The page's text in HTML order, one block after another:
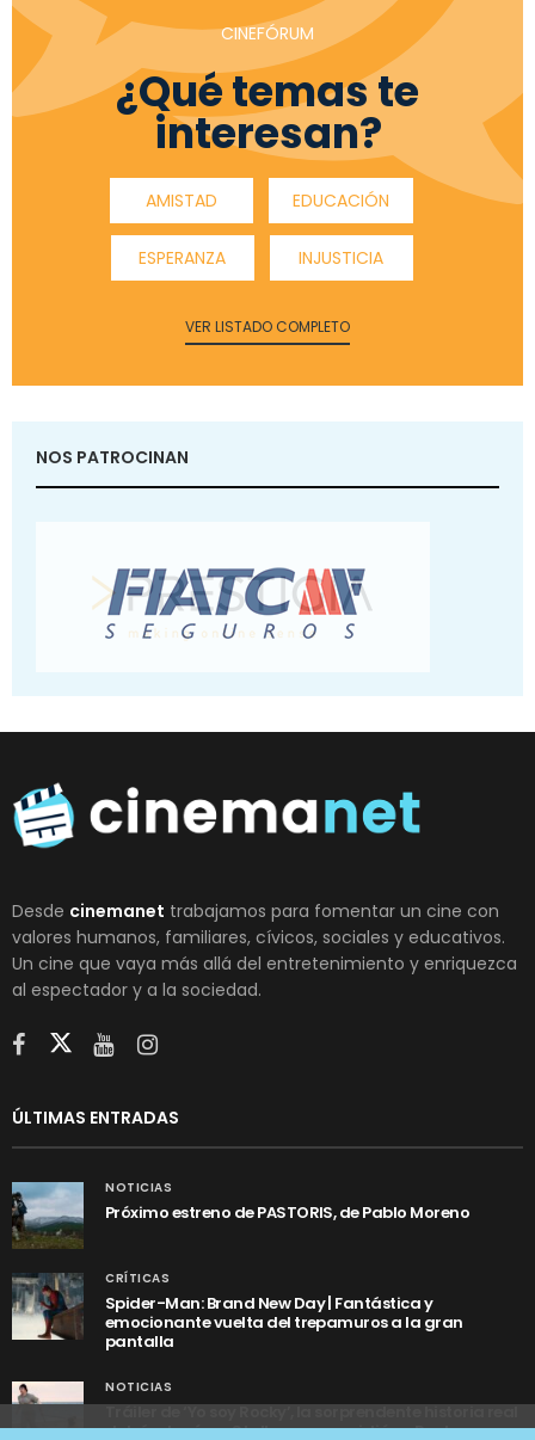
CINEFÓRUM
¿Qué temas te
interesan?
AMISTAD EDUCACIÓN
ESPERANZA INJUSTICIA
VER LISTADO COMPLETO
NOS PATROCINAN
Desde cinemanet trabajamos para fomentar un cine con
valores humanos, familiares, cívicos, sociales y educativos.
Un cine que vaya más allá del entretenimiento y enriquezca
al espectador y a la sociedad.
ÚLTIMAS ENTRADAS
NOTICIAS
Próximo estreno de PASTORIS, de Pablo Moreno
CRÍTICAS
Spider-Man: Brand New Day | Fantástica y
emocionante vuelta del trepamuros a la gran
pantalla
NOTICIAS
detrás de cómo Stallone se convirtió en Rocky